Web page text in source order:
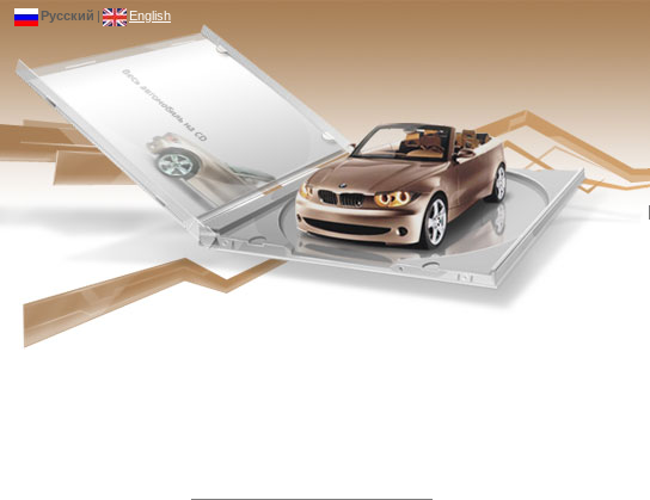
Русский | English